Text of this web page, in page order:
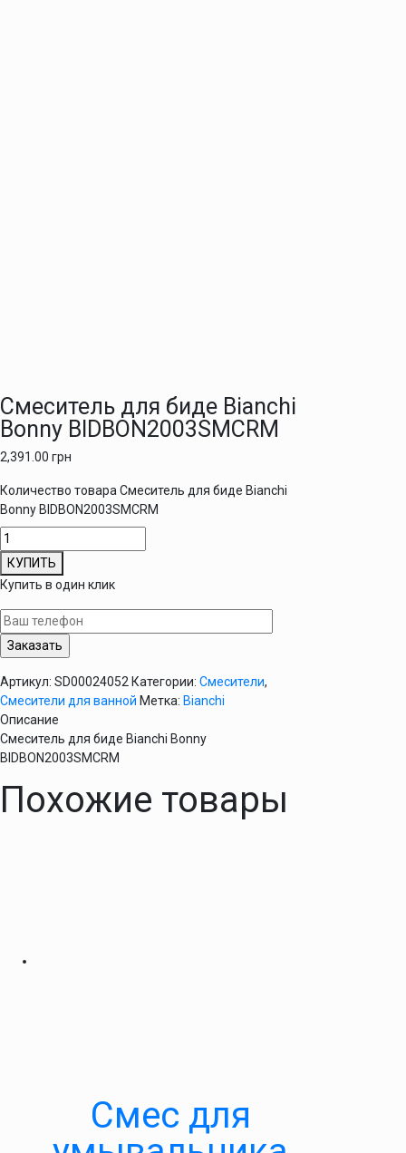
Смеситель для биде Bianchi
Bonny BIDBON2003SMCRM
2,391.00 грн
Количество товара Смеситель для биде Bianchi
Bonny BIDBON2003SMCRM
КУПИТЬ
Купить в один клик
Артикул: SD00024052 Категории: Смесители,
Смесители для ванной Метка: Bianchi
Описание
Смеситель для биде Bianchi Bonny
BIDBON2003SMCRM
Похожие товары
Cмес для